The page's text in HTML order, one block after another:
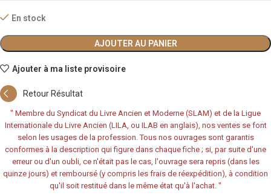
En stock
AJOUTER AU PANIER
Ajouter à ma liste provisoire
Retour Résultat
" Membre du Syndicat du Livre Ancien et Moderne (SLAM) et de la Ligue
Internationale du Livre Ancien (LILA, ou ILAB en anglais), nos ventes se font
selon les usages de la profession. Tous nos ouvrages sont garantis
conformes à la description qui figure dans chaque fiche ; si, par suite d'une
erreur ou d'un oubli, ce n'était pas le cas, l'ouvrage sera repris (dans les
quinze jours) et remboursé (y compris les frais de réexpédition), à condition
qu'il soit restitué dans le même état qu'à l'achat. "